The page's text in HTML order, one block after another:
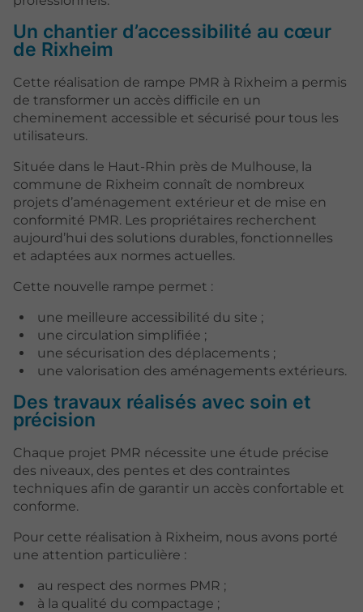
Un chantier d’accessibilité au cœur
de Rixheim
Cette réalisation de rampe PMR à Rixheim a permis
de transformer un accès difficile en un
cheminement accessible et sécurisé pour tous les
utilisateurs.
Située dans le Haut-Rhin près de Mulhouse, la
commune de Rixheim connaît de nombreux
projets d’aménagement extérieur et de mise en
conformité PMR. Les propriétaires recherchent
aujourd’hui des solutions durables, fonctionnelles
et adaptées aux normes actuelles.
Cette nouvelle rampe permet :
une meilleure accessibilité du site ;
une circulation simplifiée ;
une sécurisation des déplacements ;
une valorisation des aménagements extérieurs.
Des travaux réalisés avec soin et
précision
Chaque projet PMR nécessite une étude précise
des niveaux, des pentes et des contraintes
techniques afin de garantir un accès confortable et
conforme.
Pour cette réalisation à Rixheim, nous avons porté
une attention particulière :
au respect des normes PMR ;
à la qualité du compactage ;